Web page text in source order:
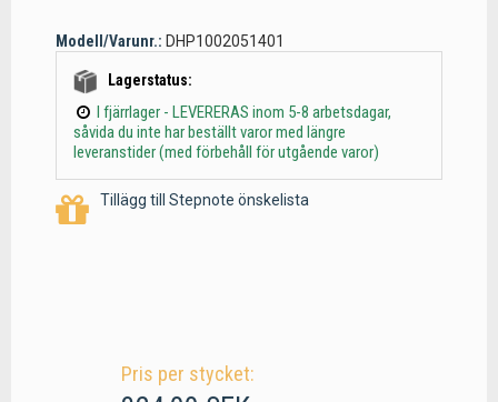
Modell/Varunr.: DHP1002051401
Lagerstatus:
I fjärrlager - LEVERERAS inom 5-8 arbetsdagar,
såvida du inte har beställt varor med längre
leveranstider (med förbehåll för utgående varor)
Tillägg till Stepnote önskelista
Pris per stycket: